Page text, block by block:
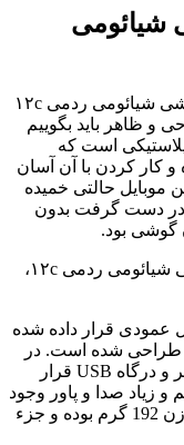
همواره شکل ظاهری انواع گوشی مانند گوشی شیائومی ردمی ۱۲c
ظاهر باید بگوییم
است که
کردن با آن آسان
حالتی خمیده
دست گرفت بدون
بود.
قرار داده شده‌
شده است. در
قسمت پایینی این گوشی میکروفون، اسپیکر و درگاه USB قرار
صدا و پاور وجود
دارد. این گوشی دارای قطر 8.8 میلیمتر و وزن 192 گرم بوده و جزء